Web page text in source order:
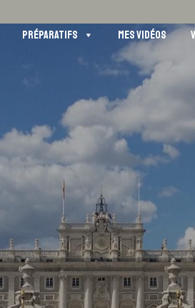
PRÉPARATIFS MES VIDÉOS